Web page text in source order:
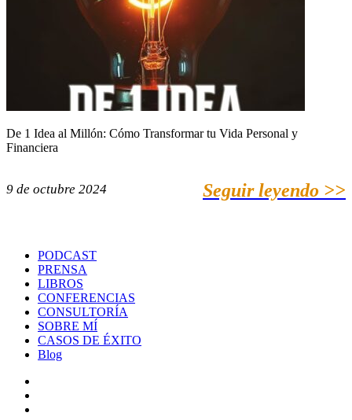
De 1 Idea al Millón: Cómo Transformar tu Vida Personal y
Financiera
9 de octubre 2024 Seguir leyendo >>
PODCAST
PRENSA
LIBROS
CONFERENCIAS
CONSULTORÍA
SOBRE MÍ
CASOS DE ÉXITO
Blog